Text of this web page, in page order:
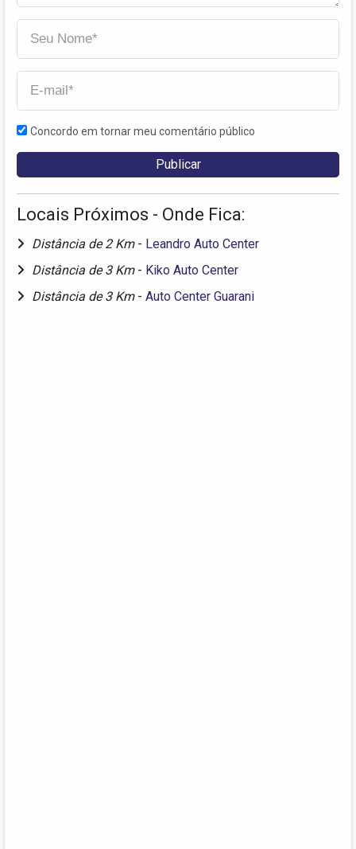
Concordo em tornar meu comentário público
Locais Próximos - Onde Fica:
Distância de 2 Km - Leandro Auto Center
Distância de 3 Km - Kiko Auto Center
Distância de 3 Km - Auto Center Guarani